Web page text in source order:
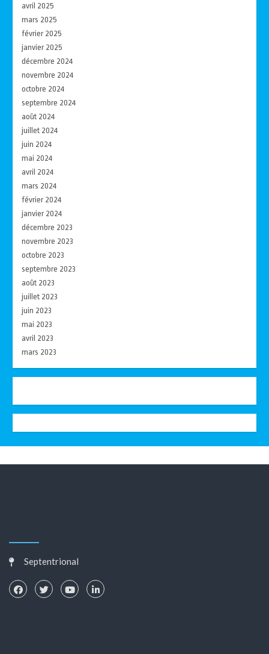
avril 2025
mars 2025
février 2025
janvier 2025
décembre 2024
novembre 2024
octobre 2024
septembre 2024
août 2024
juillet 2024
juin 2024
mai 2024
avril 2024
mars 2024
février 2024
janvier 2024
décembre 2023
novembre 2023
octobre 2023
septembre 2023
août 2023
juillet 2023
juin 2023
mai 2023
avril 2023
mars 2023
Septentrional